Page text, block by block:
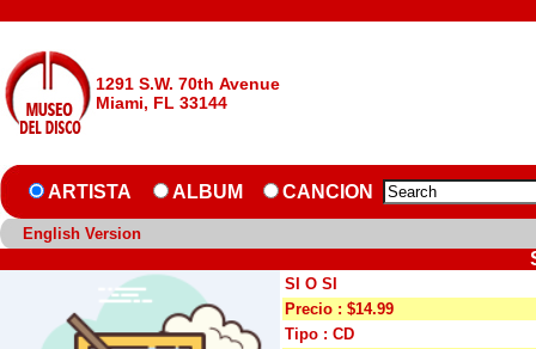
1291 S.W. 70th Avenue
Miami, FL 33144
ARTISTA ALBUM CANCION
English Version
SI O SI
Precio : $14.99
Tipo : CD